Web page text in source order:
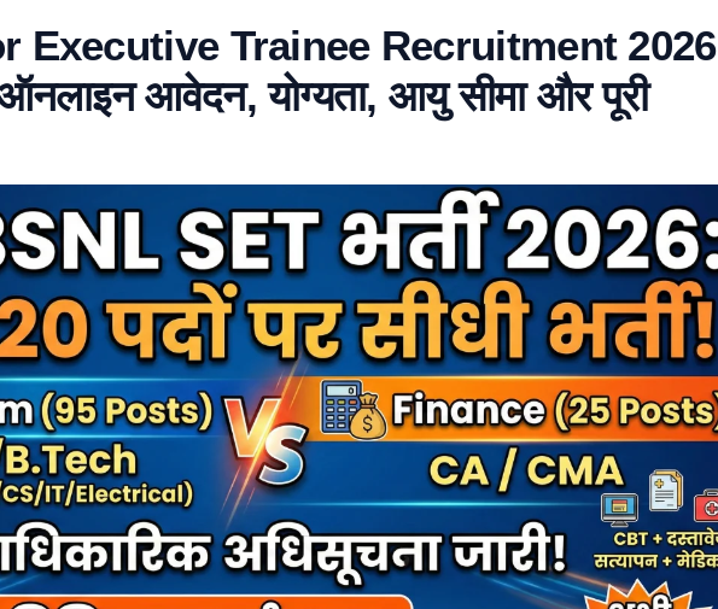
Executive Trainee Recruitment 2026
आवेदन, योग्यता, आयु सीमा और पूरी